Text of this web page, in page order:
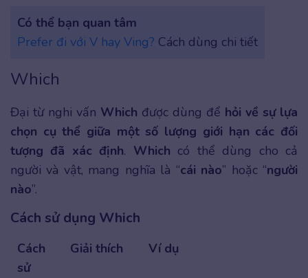
Có thể bạn quan tâm
Prefer đi với V hay Ving? Cách dùng chi tiết
Which
Đại từ nghi vấn Which được dùng để hỏi về sự lựa
chọn cụ thể giữa một số lượng giới hạn các đối
tượng đã xác định. Which có thể dùng cho cả
người và vật, mang nghĩa là “cái nào” hoặc “người
nào”.
Cách sử dụng Which
Cách
sử
Giải thích Ví dụ